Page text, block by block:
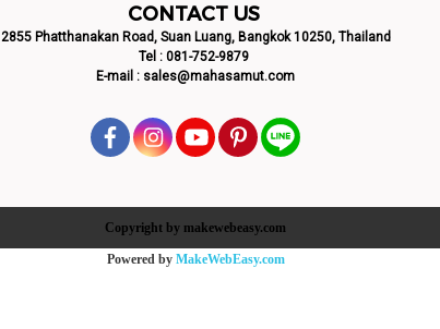
CONTACT US
2855 Phatthanakan Road, Suan Luang, Bangkok 10250, Thailand
Tel : 081-752-9879
E-mail : sales@mahasamut.com
Copyright by makewebeasy.com
Powered by MakeWebEasy.com